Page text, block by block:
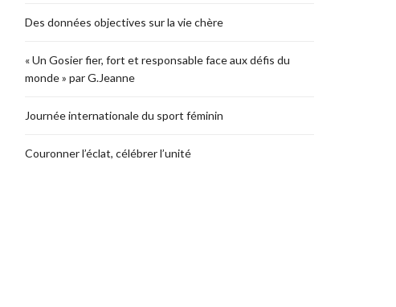
Des données objectives sur la vie chère
« Un Gosier fier, fort et responsable face aux défis du
monde » par G.Jeanne
Journée internationale du sport féminin
Couronner l’éclat, célébrer l’unité